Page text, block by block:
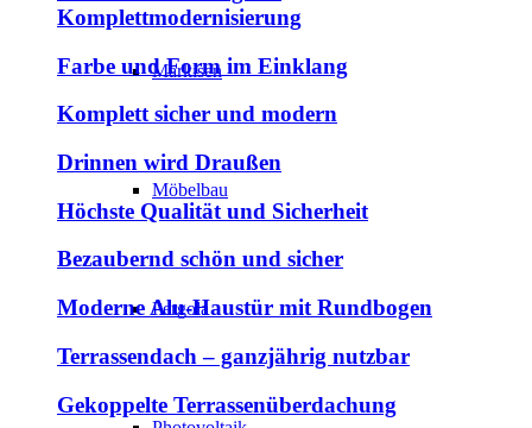
Markisen
Möbelbau
Pergola
Komplettmodernisierung
Farbe und Form im Einklang
Komplett sicher und modern
Drinnen wird Draußen
Höchste Qualität und Sicherheit
Bezaubernd schön und sicher
Moderne Alu-Haustür mit Rundbogen
Terrassendach – ganzjährig nutzbar
Gekoppelte Terrassenüberdachung